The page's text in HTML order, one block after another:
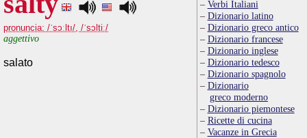
pronuncia: /ˈsɔːltı/, /ˈsɔltiː/
aggettivo
salato
Verbi Italiani
Dizionario latino
Dizionario greco antico
Dizionario francese
Dizionario inglese
Dizionario tedesco
Dizionario spagnolo
Dizionario
greco moderno
Dizionario piemontese
Ricette di cucina
Vacanze in Grecia